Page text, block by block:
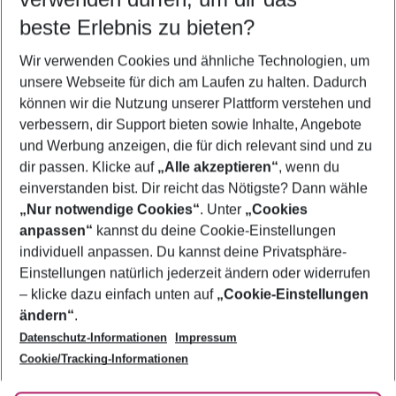
5-8 Nächte
2 Erwachsene Keine Kinder
Mehr Filter anzeigen
Footer
Footer navigation
Über uns
AGB
Bestpreisgarantie
Cookie-Einstellungen ändern
Cookie-Richtlinie
Agenturbetreuung
Barrierefreies Reisen
Folge uns
beste Erlebnis zu bieten?
Wir verwenden Cookies und ähnliche Technologien, um
unsere Webseite für dich am Laufen zu halten. Dadurch
können wir die Nutzung unserer Plattform verstehen und
verbessern, dir Support bieten sowie Inhalte, Angebote
und Werbung anzeigen, die für dich relevant sind und zu
dir passen. Klicke auf „Alle akzeptieren“, wenn du
einverstanden bist. Dir reicht das Nötigste? Dann wähle
„Nur notwendige Cookies“. Unter „Cookies
anpassen“ kannst du deine Cookie-Einstellungen
individuell anpassen. Du kannst deine Privatsphäre-
Einstellungen natürlich jederzeit ändern oder widerrufen
– klicke dazu einfach unten auf „Cookie-Einstellungen
ändern“.
Datenschutz-Informationen
Impressum
Cookie/Tracking-Informationen